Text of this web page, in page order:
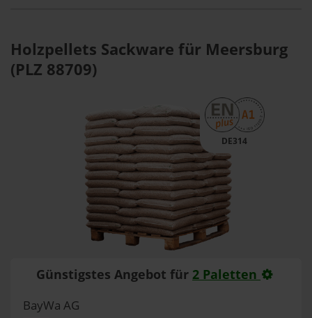
Holzpellets Sackware für Meersburg
(PLZ 88709)
DE314
Günstigstes Angebot für 2 Paletten
BayWa AG